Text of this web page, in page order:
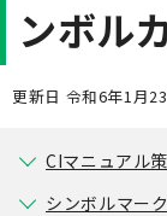
ンボル
更新日 令和6年1月
CIマニュアル
シンボルマー